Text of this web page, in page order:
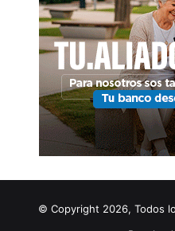
© Copyright 2026, Todos